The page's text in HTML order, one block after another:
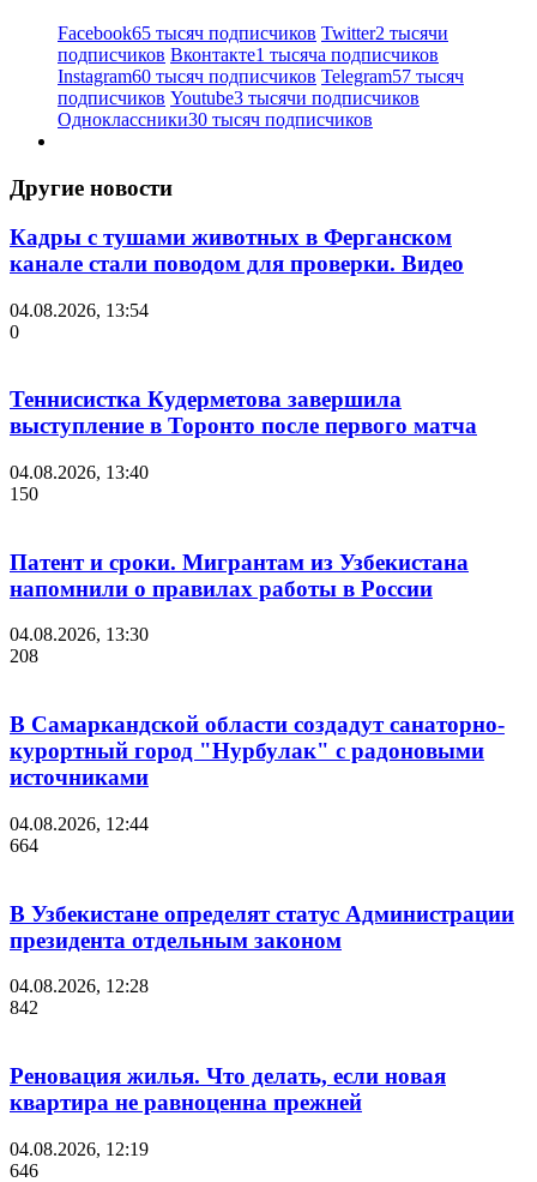
Facebook65 тысяч подписчиков Twitter2 тысячи
подписчиков Вконтакте1 тысяча подписчиков
Instagram60 тысяч подписчиков Telegram57 тысяч
подписчиков Youtube3 тысячи подписчиков
Одноклассники30 тысяч подписчиков
Другие новости
Кадры с тушами животных в Ферганском
канале стали поводом для проверки. Видео
04.08.2026, 13:54
0
Теннисистка Кудерметова завершила
выступление в Торонто после первого матча
04.08.2026, 13:40
150
Патент и сроки. Мигрантам из Узбекистана
напомнили о правилах работы в России
04.08.2026, 13:30
208
В Самаркандской области создадут санаторно-
курортный город "Нурбулак" с радоновыми
источниками
04.08.2026, 12:44
664
В Узбекистане определят статус Администрации
президента отдельным законом
04.08.2026, 12:28
842
Реновация жилья. Что делать, если новая
квартира не равноценна прежней
04.08.2026, 12:19
646